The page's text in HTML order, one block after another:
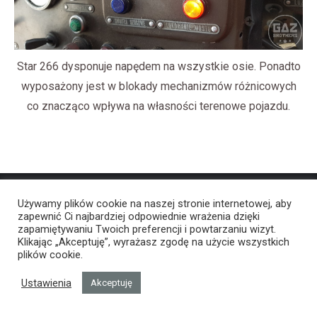
Star 266 dysponuje napędem na wszystkie osie. Ponadto
wyposażony jest w blokady mechanizmów różnicowych
co znacząco wpływa na własności terenowe pojazdu.
Używamy plików cookie na naszej stronie internetowej, aby
zapewnić Ci najbardziej odpowiednie wrażenia dzięki
zapamiętywaniu Twoich preferencji i powtarzaniu wizyt.
Klikając „Akceptuję”, wyrażasz zgodę na użycie wszystkich
plików cookie.
Ustawienia Akceptuję